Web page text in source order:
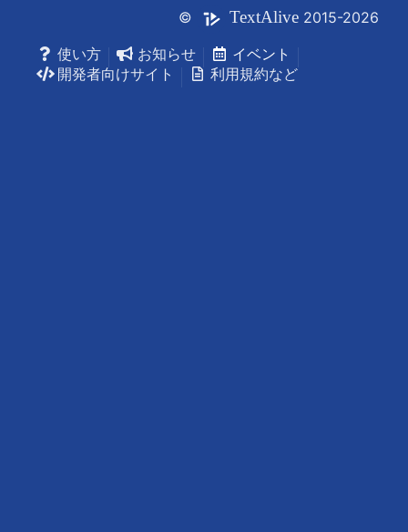
© TextAlive 2015-2026
使い方
お知らせ
イベント
開発者向けサイト
利用規約など